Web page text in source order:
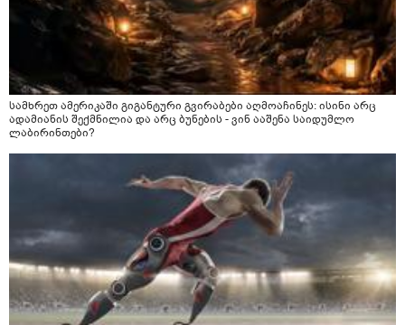
სამხრეთ ამერიკაში გიგანტური გვირაბები აღმოაჩინეს: ისინი არც
ადამიანის შექმნილია და არც ბუნების - ვინ ააშენა საიდუმლო
ლაბირინთები?